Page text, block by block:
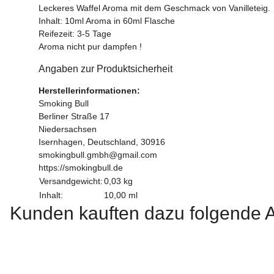
Leckeres Waffel Aroma mit dem Geschmack von Vanilleteig.
Inhalt: 10ml Aroma in 60ml Flasche
Reifezeit: 3-5 Tage
Aroma nicht pur dampfen !
Angaben zur Produktsicherheit
Herstellerinformationen:
Smoking Bull
Berliner Straße 17
Niedersachsen
Isernhagen, Deutschland, 30916
smokingbull.gmbh@gmail.com
https://smokingbull.de
Versandgewicht:0,03 kg
Inhalt:
10,00 ml
Kunden kauften dazu folgende